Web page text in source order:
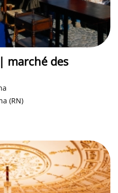
marché des
(RN)